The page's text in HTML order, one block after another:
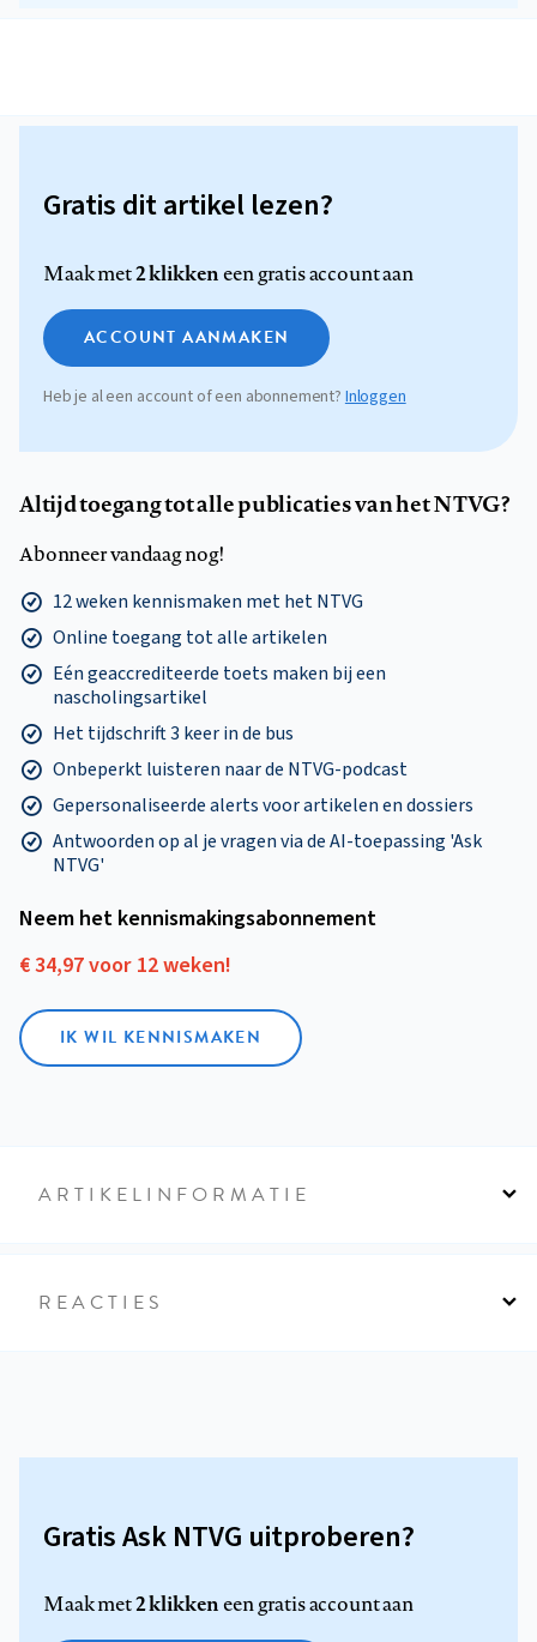
Gratis dit artikel lezen?
Maak met2 klikkeneen gratis account aan
ACCOUNT AANMAKEN
Heb je al een account of een abonnement? Inloggen
Altijd toegang tot alle publicaties van het NTVG?
Abonneer vandaag nog!
12 weken kennismaken met het NTVG
Online toegang tot alle artikelen
Eén geaccrediteerde toets maken bij een
nascholingsartikel
Het tijdschrift 3 keer in de bus
Onbeperkt luisteren naar de NTVG-podcast
Gepersonaliseerde alerts voor artikelen en dossiers
Antwoorden op al je vragen via de AI-toepassing 'Ask
NTVG'
Neem het kennismakings­abonnement
€ 34,97 voor 12 weken!
IK WIL KENNISMAKEN
ARTIKELINFORMATIE
REACTIES
Gratis Ask NTVG uitproberen?
Maak met2 klikkeneen gratis account aan